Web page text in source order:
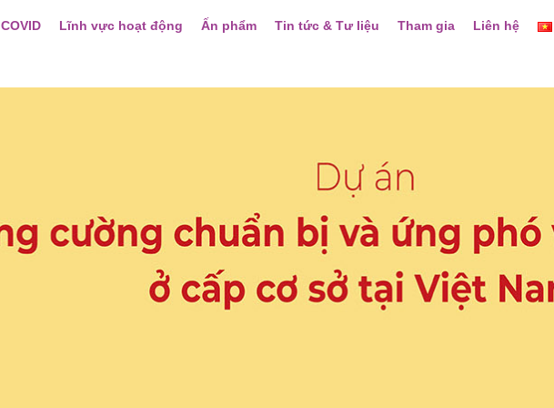
Lĩnh vực hoạt động Ấn phẩm Tin tức & Tư liệu Tham gia Liên hệ